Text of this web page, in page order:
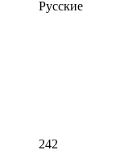
Русские
242